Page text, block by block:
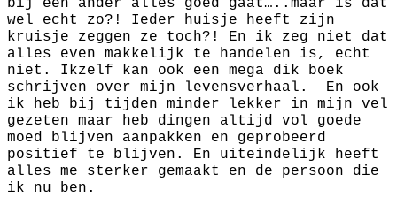
bij een ander alles goed gaat…..maar is dat
wel echt zo?! Ieder huisje heeft zijn
kruisje zeggen ze toch?! En ik zeg niet dat
alles even makkelijk te handelen is, echt
niet. Ikzelf kan ook een mega dik boek
schrijven over mijn levensverhaal. En ook
ik heb bij tijden minder lekker in mijn vel
gezeten maar heb dingen altijd vol goede
moed blijven aanpakken en geprobeerd
positief te blijven. En uiteindelijk heeft
alles me sterker gemaakt en de persoon die
ik nu ben.